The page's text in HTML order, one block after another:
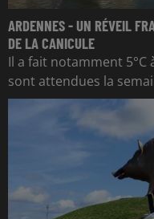
ARDENNES - UN RÉVEIL
DE LA CANICULE
Il a fait notamment 5°C
sont attendues la